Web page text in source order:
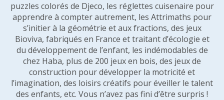
puzzles colorés de Djeco, les réglettes cuisenaire pour
apprendre à compter autrement, les Attrimaths pour
s’initier à la géométrie et aux fractions, des jeux
Bioviva, fabriqués en France et traitant d’écologie et
du développement de l’enfant, les indémodables de
chez Haba, plus de 200 jeux en bois, des jeux de
construction pour développer la motricité et
l’imagination, des loisirs créatifs pour éveiller le talent
des enfants, etc. Vous n’avez pas fini d’être surpris !